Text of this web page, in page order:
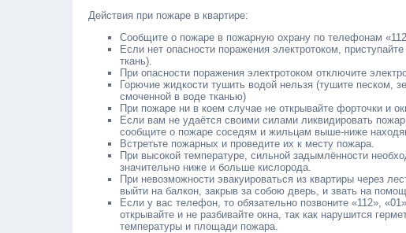
Действия при пожаре в квартире:
Сообщите о пожаре в пожарную охрану по телефонам
Если нет опасности поражения электротоком,
ткань).
При опасности поражения электротоком отключите
Горючие жидкости тушить водой нельзя (тушите песком,
смоченной в воде тканью)
При пожаре ни в коем случае не открывайте форточки и
Если вам не удаётся своими силами ликвидировать
сообщите о пожаре соседям и жильцам выше-ниже
Встретьте пожарных и проведите их к месту пожара.
При высокой температуре, сильной задымлённости
значительно ниже и больше кислорода.
При невозможности эвакуироваться из квартиры через
выйти на балкон, закрыв за собою дверь, и звать на
Если у вас телефон, то обязательно позвоните «112»,
открывайте и не разбивайте окна, так как нарушится
температуры и площади пожара.